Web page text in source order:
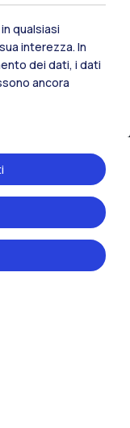
qualsiasi
interezza. In
dei dati, i dati
ancora